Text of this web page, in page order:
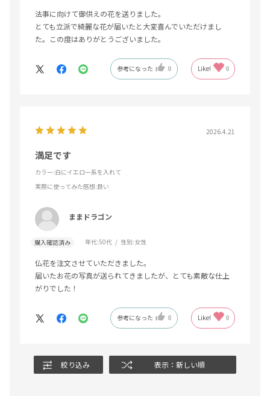
法事に向けて御供えの花を送りました。
とても立派で綺麗な花が届いたと大変喜んでいただけまし
た。この度はありがとうございました。
参考になった 0 Like! 0
2026.4.21
満足です
カラー:白にイエロー系を入れて
実際に使ってみた感想:良い
ままドラゴン
購入確認済み 年代:50代 性別:女性
仏花を注文させていただきました。
届いたお花の写真が送られてきましたが、とても素敵な仕上
がりでした！
参考になった 0 Like! 0
絞り込み 表示：新しい順